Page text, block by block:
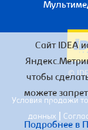
©
Условия продажи
данных
Сайт IDEA
чтобы
можете
Подробнее в